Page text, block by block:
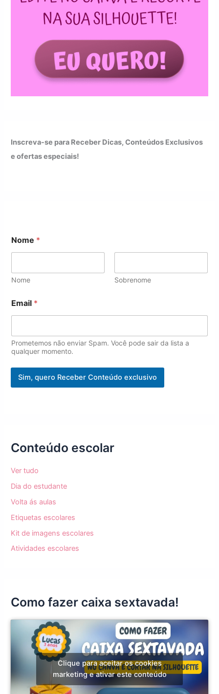
Inscreva-se para Receber Dicas, Conteúdos Exclusivos
e ofertas especiais!
Nome *
Nome Sobrenome
N
o
*
Email *
Prometemos não enviar Spam. Você pode sair da lista a
qualquer momento.
Sim, quero Receber Conteúdo exclusivo
Conteúdo escolar
Ver tudo
Dia do estudante
Volta ás aulas
Etiquetas escolares
Kit de imagens escolares
Atividades escolares
Como fazer caixa sextavada!
Clique para aceitar os cookies
marketing e ativar este conteúdo